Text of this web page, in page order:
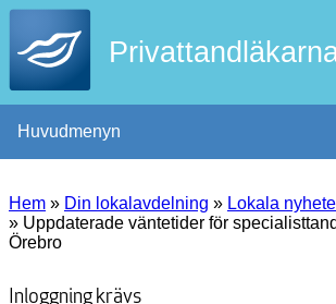
Huvudmenyn
Hem » Din lokalavdelning » Lokala
» Uppdaterade väntetider för
Örebro
Inloggning krävs